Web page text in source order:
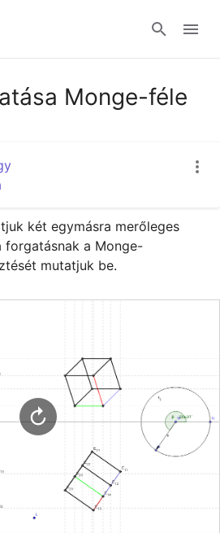
Monge-féle
két egymásra merőleges
forgatásnak a Monge-
mutatjuk be.